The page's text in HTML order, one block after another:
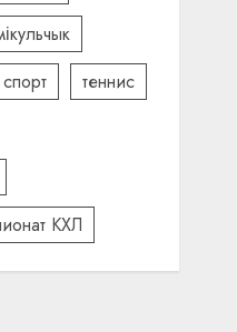
спорт
теннис
КХЛ